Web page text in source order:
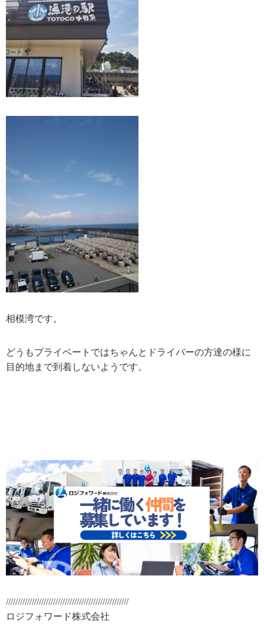
相模湾です。
どうもプライベートではちゃんとドライバーの方達の様に
目的地まで到着しないようです。
////////////////////////////////////////////////////
ロジフォワード株式会社